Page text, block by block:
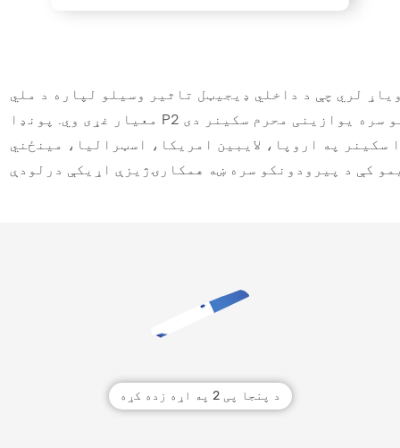
لري چې د داخلي ډیجیټل تاثیر وسیلو لپاره د ملي
په اروپا، لایبین امریکا، اسټرالیا، مینځني
د پنجا پی 2 په اړه زده کړه